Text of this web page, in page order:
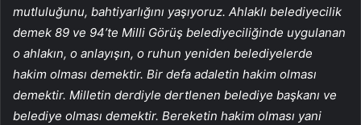
mutluluğunu, bahtiyarlığını yaşıyoruz. Ahlaklı belediyecilik
demek 89 ve 94’te Milli Görüş belediyeciliğinde uygulanan
o ahlakın, o anlayışın, o ruhun yeniden belediyelerde
hakim olması demektir. Bir defa adaletin hakim olması
demektir. Milletin derdiyle dertlenen belediye başkanı ve
belediye olması demektir. Bereketin hakim olması yani